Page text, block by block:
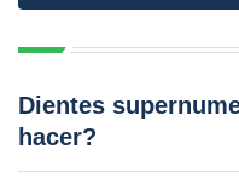
Dientes
hacer?